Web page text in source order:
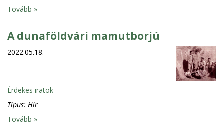
Tovább »
A dunaföldvári mamutborjú
2022.05.18.
Érdekes iratok
Típus: Hír
Tovább »